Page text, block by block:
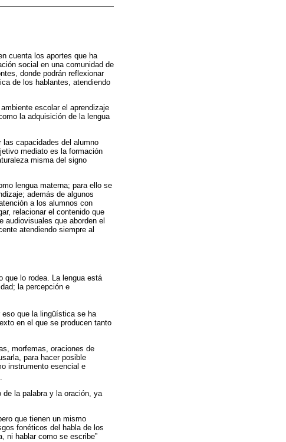
cuenta los aportes que ha
social en una comunidad de
donde podrán reflexionar
de los hablantes, atendiendo
escolar el aprendizaje
la adquisición de la lengua
capacidades del alumno
mediato es la formación
misma del signo
lengua materna; para ello se
además de algunos
a los alumnos con
relacionar el contenido que
audiovisuales que aborden el
atendiendo siempre al
que lo rodea. La lengua está
la percepción e
que la lingüística se ha
en el que se producen tanto
morfemas, oraciones de
para hacer posible
instrumento esencial e
la palabra y la oración, ya
que tienen un mismo
fonéticos del habla de los
ni hablar como se escribe”